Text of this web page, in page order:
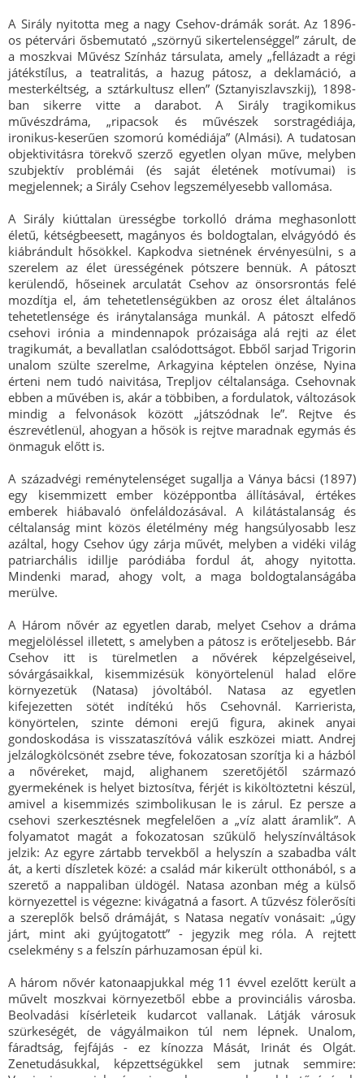
A Sirály nyitotta meg a nagy Csehov-drámák sorát. Az 1896-
os pétervári ősbemutató „szörnyű sikertelenséggel” zárult, de
a moszkvai Művész Színház társulata, amely „fellázadt a régi
játékstílus, a teatralitás, a hazug pátosz, a deklamáció, a
mesterkéltség, a sztárkultusz ellen” (Sztanyiszlavszkij), 1898-
ban sikerre vitte a darabot. A Sirály tragikomikus
művészdráma, „ripacsok és művészek sorstragédiája,
ironikus-keserűen szomorú komédiája” (Almási). A tudatosan
objektivitásra törekvő szerző egyetlen olyan műve, melyben
szubjektív problémái (és saját életének motívumai) is
megjelennek; a Sirály Csehov legszemélyesebb vallomása.
A Sirály kiúttalan ürességbe torkolló dráma meghasonlott
életű, kétségbeesett, magányos és boldogtalan, elvágyódó és
kiábrándult hősökkel. Kapkodva sietnének érvényesülni, s a
szerelem az élet ürességének pótszere bennük. A pátoszt
kerülendő, hőseinek arculatát Csehov az önsorsrontás felé
mozdítja el, ám tehetetlenségükben az orosz élet általános
tehetetlensége és iránytalansága munkál. A pátoszt elfedő
csehovi irónia a mindennapok prózaisága alá rejti az élet
tragikumát, a bevallatlan csalódottságot. Ebből sarjad Trigorin
unalom szülte szerelme, Arkagyina képtelen önzése, Nyina
érteni nem tudó naivitása, Trepljov céltalansága. Csehovnak
ebben a művében is, akár a többiben, a fordulatok, változások
mindig a felvonások között „játszódnak le”. Rejtve és
észrevétlenül, ahogyan a hősök is rejtve maradnak egymás és
önmaguk előtt is.
A századvégi reménytelenséget sugallja a Ványa bácsi (1897)
egy kisemmizett ember középpontba állításával, értékes
emberek hiábavaló önfeláldozásával. A kilátástalanság és
céltalanság mint közös életélmény még hangsúlyosabb lesz
azáltal, hogy Csehov úgy zárja művét, melyben a vidéki világ
patriarchális idillje paródiába fordul át, ahogy nyitotta.
Mindenki marad, ahogy volt, a maga boldogtalanságába
merülve.
A Három nővér az egyetlen darab, melyet Csehov a dráma
megjelöléssel illetett, s amelyben a pátosz is erőteljesebb. Bár
Csehov itt is türelmetlen a nővérek képzelgéseivel,
sóvárgásaikkal, kisemmizésük könyörtelenül halad előre
környezetük (Natasa) jóvoltából. Natasa az egyetlen
kifejezetten sötét indítékú hős Csehovnál. Karrierista,
könyörtelen, szinte démoni erejű figura, akinek anyai
gondoskodása is visszataszítóvá válik eszközei miatt. Andrej
jelzálogkölcsönét zsebre téve, fokozatosan szorítja ki a házból
a nővéreket, majd, alighanem szeretőjétől származó
gyermekének is helyet biztosítva, férjét is kiköltöztetni készül,
amivel a kisemmizés szimbolikusan le is zárul. Ez persze a
csehovi szerkesztésnek megfelelően a „víz alatt áramlik”. A
folyamatot magát a fokozatosan szűkülő helyszínváltások
jelzik: Az egyre zártabb tervekből a helyszín a szabadba vált
át, a kerti díszletek közé: a család már kikerült otthonából, s a
szerető a nappaliban üldögél. Natasa azonban még a külső
környezettel is végezne: kivágatná a fasort. A tűzvész fölerősíti
a szereplők belső drámáját, s Natasa negatív vonásait: „úgy
járt, mint aki gyújtogatott” - jegyzik meg róla. A rejtett
cselekmény s a felszín párhuzamosan épül ki.
A három nővér katonaapjukkal még 11 évvel ezelőtt került a
művelt moszkvai környezetből ebbe a provinciális városba.
Beolvadási kísérleteik kudarcot vallanak. Látják városuk
szürkeségét, de vágyálmaikon túl nem lépnek. Unalom,
fáradtság, fejfájás - ez kínozza Mását, Irinát és Olgát.
Zenetudásukkal, képzettségükkel sem jutnak semmire: